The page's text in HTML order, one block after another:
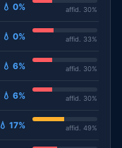
💧 0% affid. 30%
💧 0% affid. 33%
💧 6% affid. 30%
💧 6% affid. 30%
💧 17% affid. 49%